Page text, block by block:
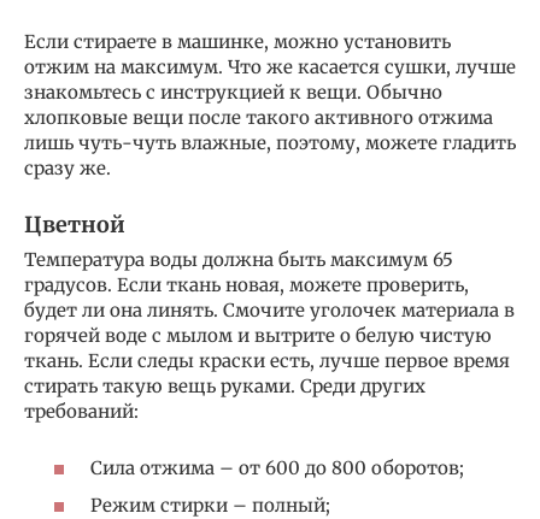
Если стираете в машинке, можно установить
отжим на максимум. Что же касается сушки, лучше
знакомьтесь с инструкцией к вещи. Обычно
хлопковые вещи после такого активного отжима
лишь чуть-чуть влажные, поэтому, можете гладить
сразу же.
Цветной
Температура воды должна быть максимум 65
градусов. Если ткань новая, можете проверить,
будет ли она линять. Смочите уголочек материала в
горячей воде с мылом и вытрите о белую чистую
ткань. Если следы краски есть, лучше первое время
стирать такую вещь руками. Среди других
требований:
Сила отжима – от 600 до 800 оборотов;
Режим стирки – полный;